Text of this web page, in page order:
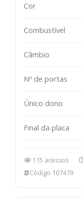
Cor
Combustível
Câmbio
Nº de portas
Único dono
Final da placa
115 acessos
Código 107479